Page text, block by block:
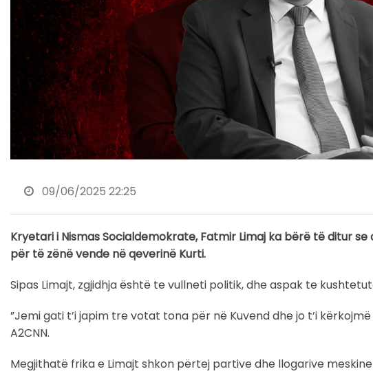
09/06/2025 22:25
Kryetari i Nismas Socialdemokrate, Fatmir Limaj ka bërë të ditur
për të zënë vende në qeverinë Kurti.
Sipas Limajt, zgjidhja është te vullneti politik, dhe aspak te
”Jemi gati t’i japim tre votat tona për në Kuvend dhe jo t’i
A2CNN.
Megjithatë frika e Limajt shkon përtej partive dhe llogarive